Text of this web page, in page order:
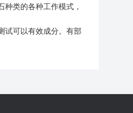
类的各种工作模式，
试可以有效成分。有部